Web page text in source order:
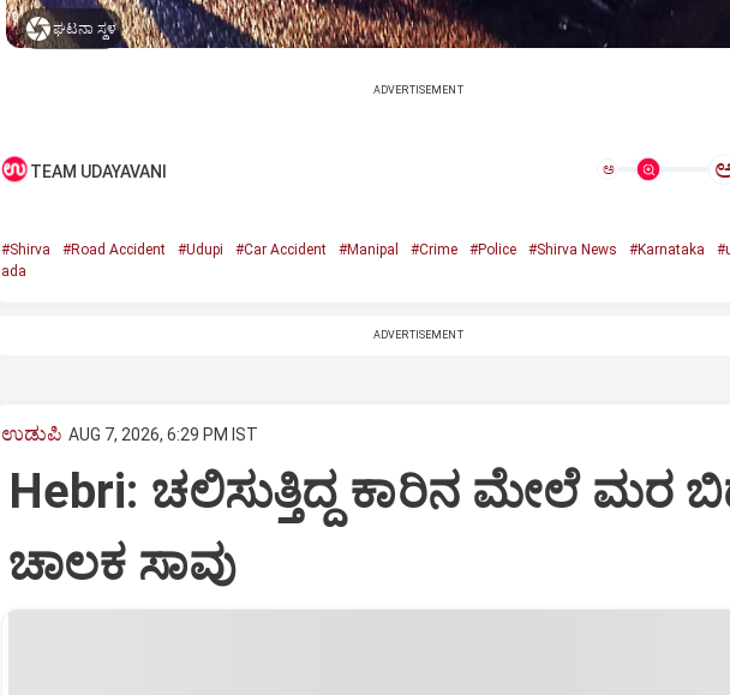
ಘಟನಾ ಸ್ಥಳ
ADVERTISEMENT
TEAM UDAYAVANI ಅ
#Shirva #Road Accident #Udupi #Car Accident #Manipal #Crime #Police #Shirva News #Karnataka
ada
ADVERTISEMENT
ಉಡುಪಿ AUG 7, 2026, 6:29 PM IST
Hebri: ಚಲಿಸುತ್ತಿದ್ದ ಕಾರಿನ ಮೇಲೆ ಮರ
ಚಾಲಕ ಸಾವು